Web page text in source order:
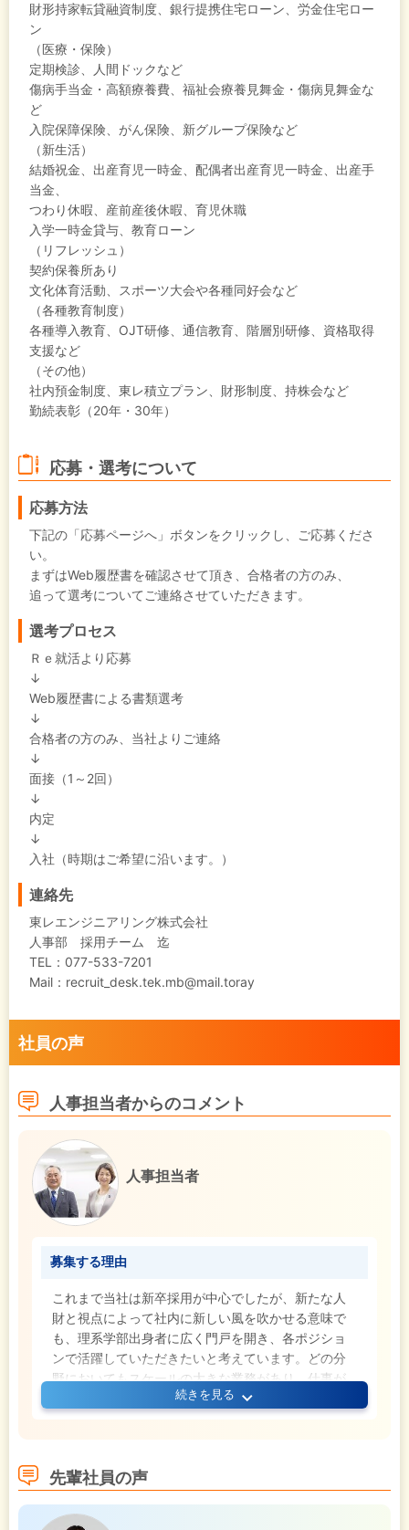
財形持家転貸融資制度、銀行提携住宅ローン、労金住宅ロー
ン
（医療・保険）
定期検診、人間ドックなど
傷病手当金・高額療養費、福祉会療養見舞金・傷病見舞金な
ど
入院保障保険、がん保険、新グループ保険など
（新生活）
結婚祝金、出産育児一時金、配偶者出産育児一時金、出産手
当金、
つわり休暇、産前産後休暇、育児休職
入学一時金貸与、教育ローン
（リフレッシュ）
契約保養所あり
文化体育活動、スポーツ大会や各種同好会など
（各種教育制度）
各種導入教育、OJT研修、通信教育、階層別研修、資格取得
支援など
（その他）
社内預金制度、東レ積立プラン、財形制度、持株会など
勤続表彰（20年・30年）
応募・選考について
応募方法
下記の「応募ページへ」ボタンをクリックし、ご応募くださ
い。
まずはWeb履歴書を確認させて頂き、合格者の方のみ、
追って選考についてご連絡させていただきます。
選考プロセス
Ｒｅ就活より応募
↓
Web履歴書による書類選考
↓
合格者の方のみ、当社よりご連絡
↓
面接（1～2回）
↓
内定
↓
入社（時期はご希望に沿います。）
連絡先
東レエンジニアリング株式会社
人事部 採用チーム 迄
TEL：077-533-7201
Mail：recruit_desk.tek.mb@mail.toray
社員の声
人事担当者からのコメント
人事担当者
募集する理由
これまで当社は新卒採用が中心でしたが、新たな人
財と視点によって社内に新しい風を吹かせる意味で
も、理系学部出身者に広く門戸を開き、各ポジショ
ンで活躍していただきたいと考えています。どの分
野においてもスケールの大きな業務があり、仕事が
自らを大きく成長させてくれます。“出る杭”を歓迎す
続きを見る
先輩社員の声